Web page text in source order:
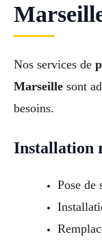
Nos services de
Marseille sont
besoins.
Installation
Pose de